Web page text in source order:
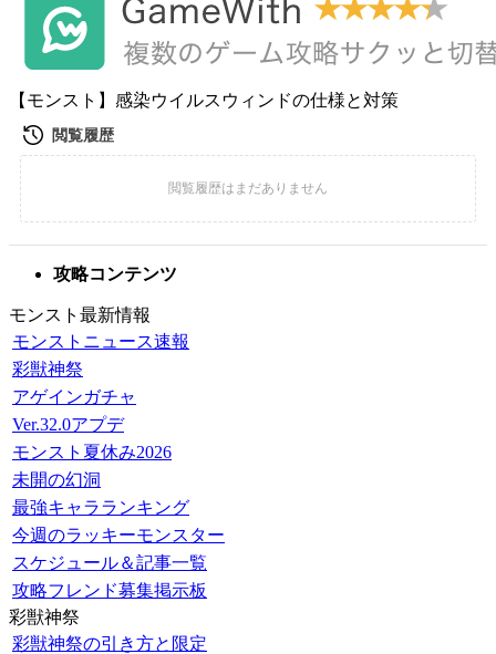
【モンスト】感染ウイルスウィンドの仕様と対策
攻略コンテンツ
モンスト最新情報
モンストニュース速報
彩獣神祭
アゲインガチャ
Ver.32.0アプデ
モンスト夏休み2026
未開の幻洞
最強キャラランキング
今週のラッキーモンスター
スケジュール＆記事一覧
攻略フレンド募集掲示板
彩獣神祭
彩獣神祭の引き方と限定